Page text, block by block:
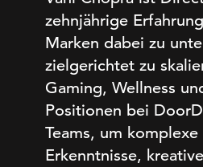
zehnjährige
Marken dabei zu
zielgerichtet zu
Gaming, Wellness
Positionen bei
Teams, um
Erkenntnisse,